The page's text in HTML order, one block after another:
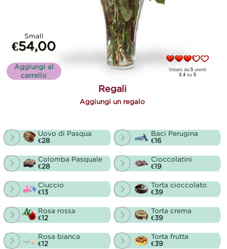
Small
€54,00
Aggiungi al
carrello
Votato da:5 utenti
3.4 su5
Regali
Aggiungi un regalo
Uovo di Pasqua
€28
Colomba Pasquale
€28
Ciuccio
€13
Rosa rossa
€12
Rosa bianca
€12
Baci Perugina
€16
Cioccolatini
€19
Torta cioccolato
€39
Torta crema
€39
Torta frutta
€39